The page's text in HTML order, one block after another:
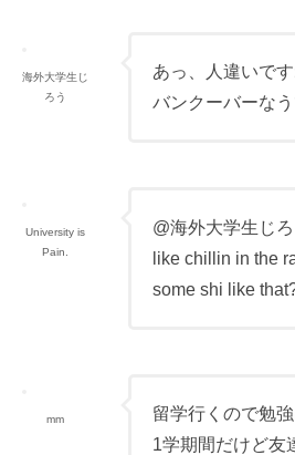
海外大学生じ
ろう
あっ、人違いで
バンクーバーなう
University is
Pain.
@海外大学生じ
like chillin in the
some shi like
mm
留学行くので勉強
1学期間だけど友